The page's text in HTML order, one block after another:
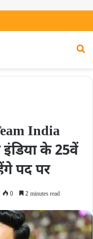
India
के 25वें
पद पर
0 2 minutes read